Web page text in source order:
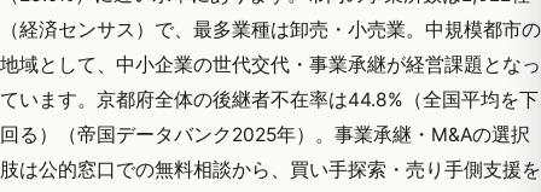
（経済センサス）で、最多業種は卸売・小売業。中規模都市の
地域として、中小企業の世代交代・事業承継が経営課題となっ
ています。京都府全体の後継者不在率は44.8%（全国平均を下
回る）（帝国データバンク2025年）。事業承継・M&Aの選択
肢は公的窓口での無料相談から、買い手探索・売り手側支援を